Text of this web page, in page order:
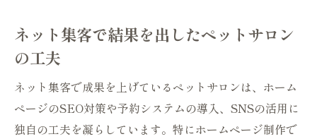
ネット集客で結果を出したペットサロン
の工夫
ネット集客で成果を上げているペットサロンは、ホーム
ページのSEO対策や予約システムの導入、SNSの活用に
独自の工夫を凝らしています。特にホームページ制作で